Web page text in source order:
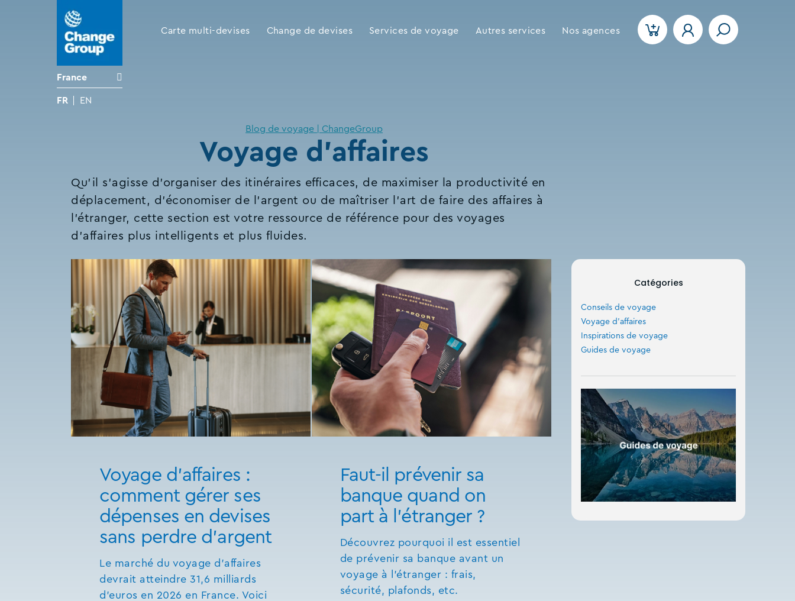
France
FR EN
Carte multi-devises Change de devises Services de voyage Autres services Nos agences
Blog de voyage | ChangeGroup
Voyage d'affaires
Qu'il s'agisse d'organiser des itinéraires efficaces, de maximiser la productivité en
déplacement, d'économiser de l'argent ou de maîtriser l'art de faire des affaires à
l'étranger, cette section est votre ressource de référence pour des voyages
d'affaires plus intelligents et plus fluides.
Voyage d'affaires :
comment gérer ses
dépenses en devises
sans perdre d'argent
Le marché du voyage d'affaires
devrait atteindre 31,6 milliards
d'euros en 2026 en France. Voici
Faut-il prévenir sa
banque quand on
part à l’étranger ?
Découvrez pourquoi il est essentiel
de prévenir sa banque avant un
voyage à l'étranger : frais,
sécurité, plafonds, etc.
Catégories
Conseils de voyage
Voyage d'affaires
Inspirations de voyage
Guides de voyage